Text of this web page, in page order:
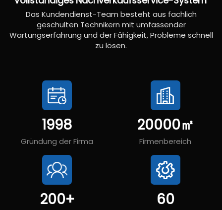
Das Kundendienst-Team besteht aus fachlich
geschulten Technikern mit umfassender
Wartungserfahrung und der Fähigkeit, Probleme schnell
zu lösen.
1998
Gründung der Firma
20000㎡
Firmenbereich
200+ 60